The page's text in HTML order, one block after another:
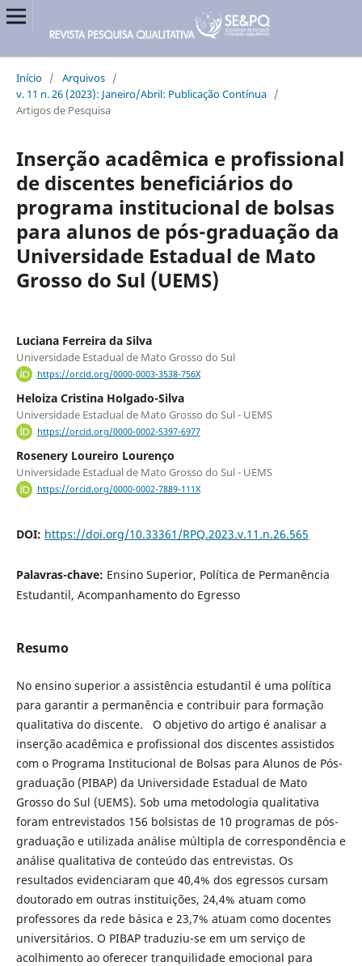
Início / Arquivos /
v. 11 n. 26 (2023): Janeiro/Abril: Publicação Contínua /
Artigos de Pesquisa
Inserção acadêmica e profissional
de discentes beneficiários do
programa institucional de bolsas
para alunos de pós-graduação da
Universidade Estadual de Mato
Grosso do Sul (UEMS)
Luciana Ferreira da Silva
Universidade Estadual de Mato Grosso do Sul
https://orcid.org/0000-0003-3538-756X
Heloiza Cristina Holgado-Silva
Universidade Estadual de Mato Grosso do Sul - UEMS
https://orcid.org/0000-0002-5397-6977
Rosenery Loureiro Lourenço
Universidade Estadual de Mato Grosso do Sul - UEMS
https://orcid.org/0000-0002-7889-111X
DOI: https://doi.org/10.33361/RPQ.2023.v.11.n.26.565
Palavras-chave: Ensino Superior, Política de Permanência
Estudantil, Acompanhamento do Egresso
Resumo
No ensino superior a assistência estudantil é uma política
para garantir a permanência e contribuir para formação
qualitativa do discente. O objetivo do artigo é analisar a
inserção acadêmica e profissional dos discentes assistidos
com o Programa Institucional de Bolsas para Alunos de Pós-
graduação (PIBAP) da Universidade Estadual de Mato
Grosso do Sul (UEMS). Sob uma metodologia qualitativa
foram entrevistados 156 bolsistas de 10 programas de pós-
graduação e utilizada análise múltipla de correspondência e
análise qualitativa de conteúdo das entrevistas. Os
resultados evidenciaram que 40,4% dos egressos cursam
doutorado em outras instituições, 24,4% atuam como
professores da rede básica e 23,7% atuam como docentes
universitários. O PIBAP traduziu-se em um serviço de
acolhimento ao oferecer tranquilidade emocional para